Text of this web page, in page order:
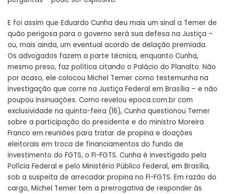
E foi assim que Eduardo Cunha deu mais um sinal a Temer de
quão perigosa para o governo será sua defesa na Justiça –
ou, mais ainda, um eventual acordo de delação premiada.
Os advogados fazem a parte técnica, enquanto Cunha,
mesmo preso, faz política citando o Palácio do Planalto. Não
por acaso, ele colocou Michel Temer como testemunha na
investigação que corre na Justiça Federal em Brasília – e não
poupou insinuações. Como revelou epoca.com.br com
exclusividade na quinta-feira (16), Cunha questionou Temer
sobre a participação do presidente e do ministro Moreira
Franco em reuniões para tratar de propina e doações
eleitorais em troca de financiamentos do fundo de
investimento do FGTS, o FI-FGTS. Cunha é investigado pela
Polícia Federal e pelo Ministério Público Federal, em Brasília,
sob a suspeita de arrecadar propina no FI-FGTS. Em razão do
cargo, Michel Temer tem a prerrogativa de responder às